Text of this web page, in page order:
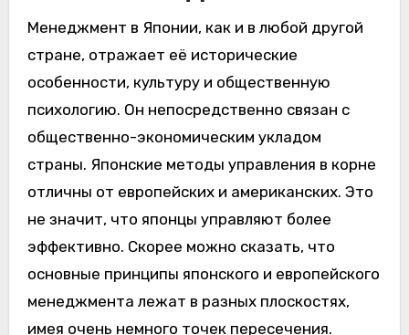
Менеджмент в Японии, как и в любой другой
стране, отражает её исторические
особенности, культуру и общественную
психологию. Он непосредственно связан с
общественно-экономическим укладом
страны. Японские методы управления в корне
отличны от европейских и американских. Это
не значит, что японцы управляют более
эффективно. Скорее можно сказать, что
основные принципы японского и европейского
менеджмента лежат в разных плоскостях,
имея очень немного точек пересечения.